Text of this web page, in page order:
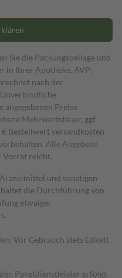
Sie die Packungsbeilage und
in Ihrer Apotheke. AVP:
nach der
angegebenen Preise
Mehrwertsteuer, ggf.
€ Bestell­wert versand­kosten­
Alle Angebote
Vorrat reicht.
und sonstigen
die Durchführung von
etwaiger
Vor Gebrauch stets Etikett
Paketdienstleister erfolgt